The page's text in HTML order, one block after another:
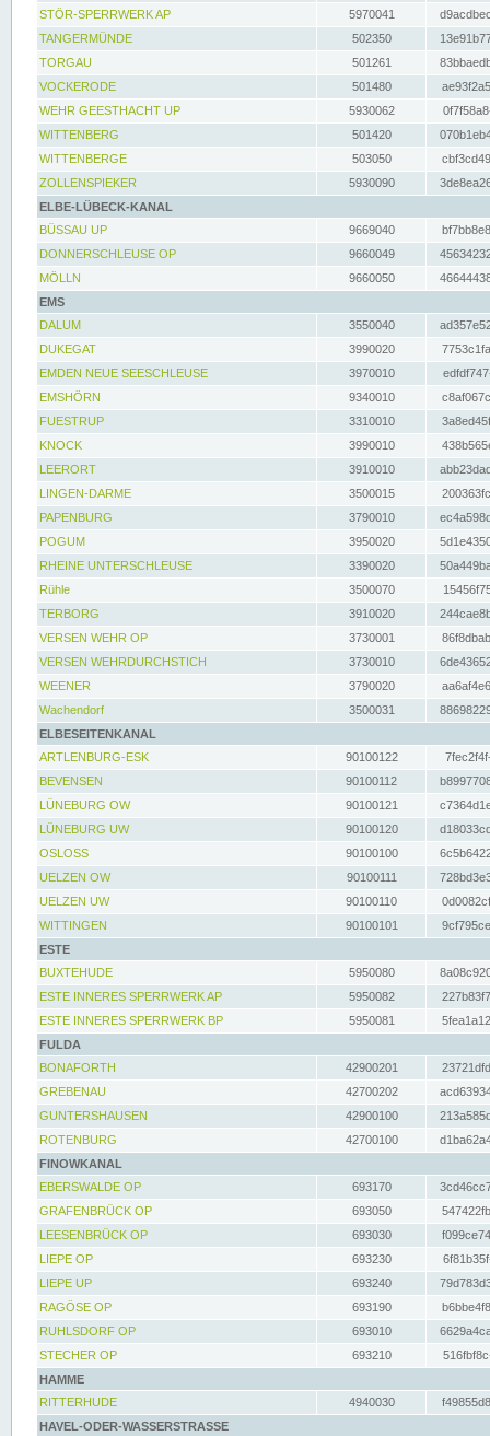
STÖR-SPERRWERK AP 5970041
TANGERMÜNDE
502350
TORGAU
501261
VOCKERODE
501480
WEHR GEESTHACHT UP
5930062
WITTENBERG
501420
WITTENBERGE
503050
ZOLLENSPIEKER
5930090
ELBE-LÜBECK-KANAL
BÜSSAU UP
9669040
DONNERSCHLEUSE OP
9660049
MÖLLN
9660050
EMS
DALUM
3550040
DUKEGAT
3990020
EMDEN NEUE SEESCHLEUSE
3970010
EMSHÖRN
9340010
FUESTRUP
3310010
KNOCK
3990010
LEERORT
3910010
LINGEN-DARME
3500015
PAPENBURG
3790010
POGUM
3950020
RHEINE UNTERSCHLEUSE
3390020
Rühle
3500070
TERBORG
3910020
VERSEN WEHR OP
3730001
VERSEN WEHRDURCHSTICH
3730010
WEENER
3790020
Wachendorf
3500031
ELBESEITENKANAL
ARTLENBURG-ESK
90100122
BEVENSEN
90100112
LÜNEBURG OW
90100121
LÜNEBURG UW
90100120
OSLOSS
90100100
UELZEN OW
90100111
UELZEN UW
90100110
WITTINGEN
90100101
ESTE
BUXTEHUDE
5950080
ESTE INNERES SPERRWERK AP
5950082
ESTE INNERES SPERRWERK BP
5950081
FULDA
BONAFORTH
42900201
GREBENAU
42700202
GUNTERSHAUSEN
42900100
ROTENBURG
42700100
FINOWKANAL
EBERSWALDE OP
693170
GRAFENBRÜCK OP
693050
LEESENBRÜCK OP
693030
LIEPE OP
693230
LIEPE UP
693240
RAGÖSE OP
693190
RUHLSDORF OP
693010
STECHER OP
693210
HAMME
RITTERHUDE
4940030
HAVEL-ODER-WASSERSTRASSE